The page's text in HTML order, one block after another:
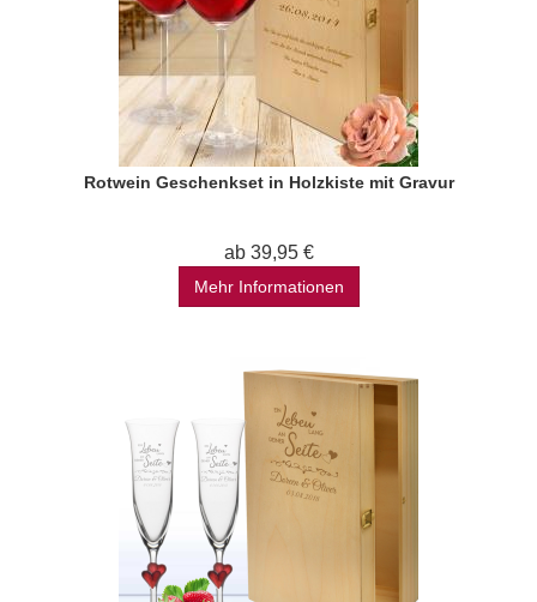
Rotwein Geschenkset in Holzkiste mit Gravur
ab 39,95 €
Mehr Informationen